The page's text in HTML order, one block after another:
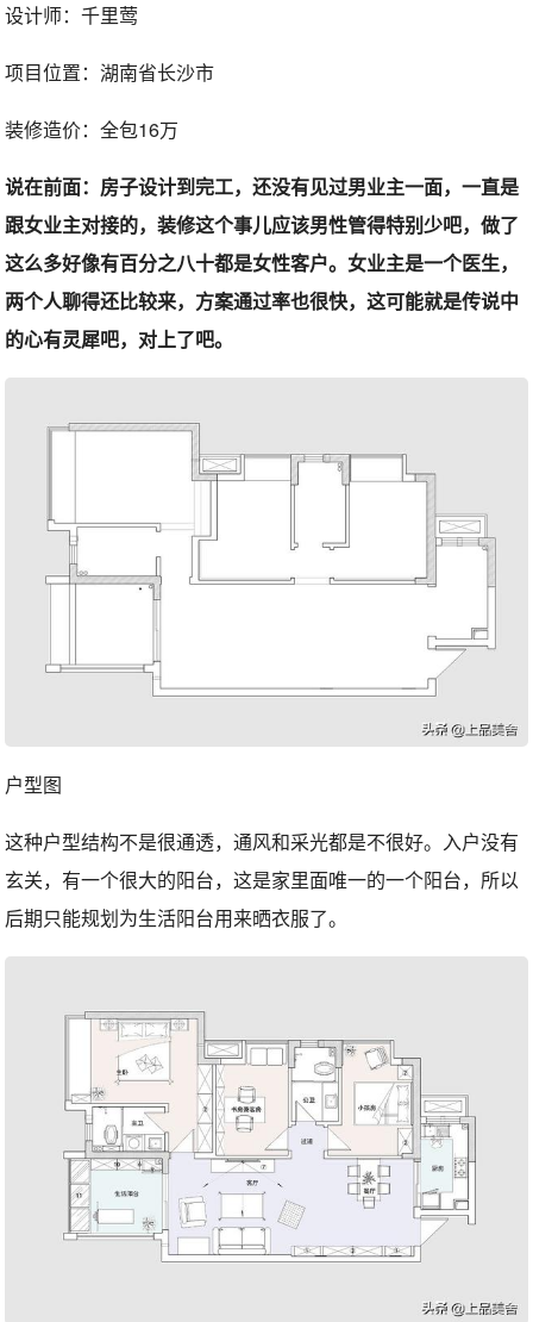
设计师：千里莺
项目位置：湖南省长沙市
装修造价：全包16万
说在前面：房子设计到完工，还没有见过男业主一面，一直是
跟女业主对接的，装修这个事儿应该男性管得特别少吧，做了
这么多好像有百分之八十都是女性客户。女业主是一个医生，
两个人聊得还比较来，方案通过率也很快，这可能就是传说中
的心有灵犀吧，对上了吧。
户型图
这种户型结构不是很通透，通风和采光都是不很好。入户没有
玄关，有一个很大的阳台，这是家里面唯一的一个阳台，所以
后期只能规划为生活阳台用来晒衣服了。